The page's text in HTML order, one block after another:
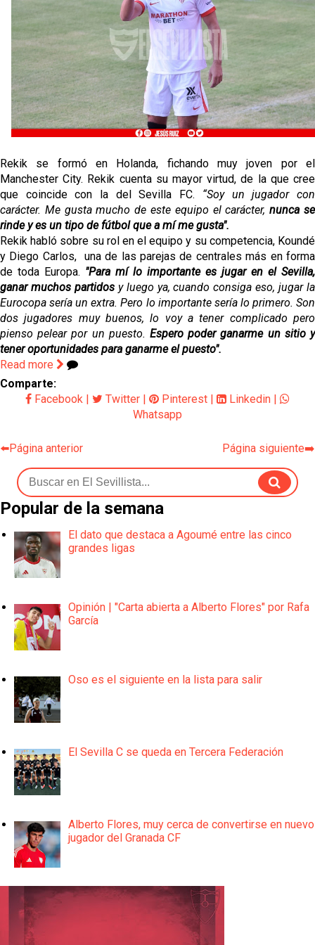
Opinión | "Carta abierta a Alberto Flores" por Rafa
García
El Sevilla oficializa el traspaso de Sow
Miguel Sierra: La temporada pasada se vio
reflejado que podemos tirar para delante y
trabajamos con ilusión
mercado
Rekik se formó en Holanda, fichando muy joven por el
Manchester City. Rekik cuenta su mayor virtud, de la que cree
que coincide con la del Sevilla FC. “Soy un jugador con
carácter. Me gusta mucho de este equipo el carácter,nunca se
rinde y es un tipo de fútbol que a mí me gusta".
Rekik habló sobre su rol en el equipo y su competencia, Koundé
y Diego Carlos, una de las parejas de centrales más en forma
de toda Europa. "Para mí lo importante es jugar en el Sevilla,
ganar muchos partidosy luego ya, cuando consiga eso, jugar la
Eurocopa sería un extra. Pero lo importante sería lo primero. Son
dos jugadores muy buenos, lo voy a tener complicado pero
pienso pelear por un puesto. Espero poder ganarme un sitio y
tener oportunidades para ganarme el puesto".
Read more
Comparte:
Facebook | Twitter | Pinterest | Linkedin |
Whatsapp
⬅️Página anterior Página siguiente➡️
Popular de la semana
El dato que destaca a Agoumé entre las cinco
grandes ligas
Opinión | "Carta abierta a Alberto Flores" por Rafa
García
Oso es el siguiente en la lista para salir
El Sevilla C se queda en Tercera Federación
Alberto Flores, muy cerca de convertirse en nuevo
jugador del Granada CF